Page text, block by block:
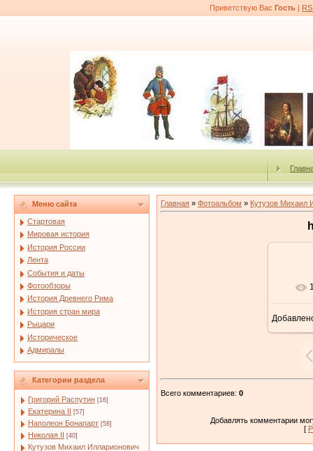
Приветствую Вас Гость |
Меню сайта
Стартовая
Мировая история
История России
Лента
События и даты
Фотообзоры
История Древнего Рима
История стран мира
Рыцари
Историческое
Адмиралы
Категории раздела
Григорий Распутин [16]
Екатерина II [57]
Наполеон Бонапарт [58]
Николая II [40]
Кутузов Михаил Илларионович
Главная » Фотоальбом » Кутузов Михаил
Всего комментариев: 0
Добавлять комментарии
[